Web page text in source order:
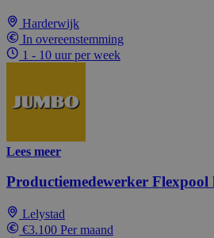
Harderwijk
In overeenstemming
1 - 10 uur per week
Lees meer
Productiemedewerker Flexpool
Lelystad
€3.100 Per maand